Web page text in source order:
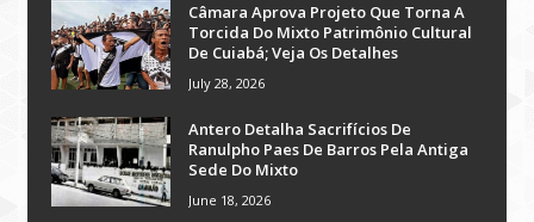
Câmara Aprova Projeto Que Torna A
Torcida Do Mixto Patrimônio Cultural
De Cuiabá; Veja Os Detalhes
July 28, 2026
Antero Detalha Sacrifícios De
Ranulpho Paes De Barros Pela Antiga
Sede Do Mixto
June 18, 2026